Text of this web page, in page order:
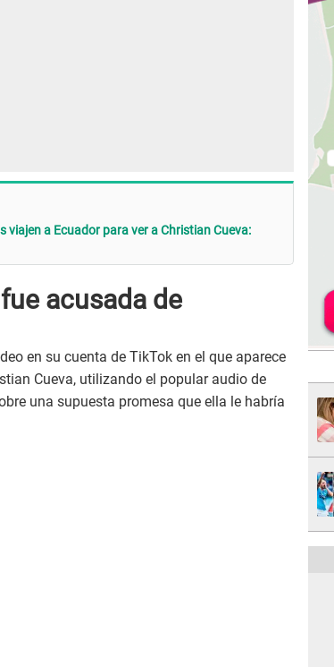
viajen a Ecuador para ver a Christian Cueva:
acusada de
en su cuenta de TikTok en el que aparece
Cueva, utilizando el popular audio de
una supuesta promesa que ella le habría